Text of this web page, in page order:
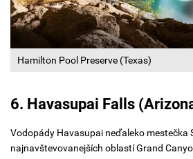
Hamilton Pool Preserve (Texas)
6. Havasupai Falls
Vodopády Havasupai neďaleko mestečka
najnavštevovanejších oblastí Grand